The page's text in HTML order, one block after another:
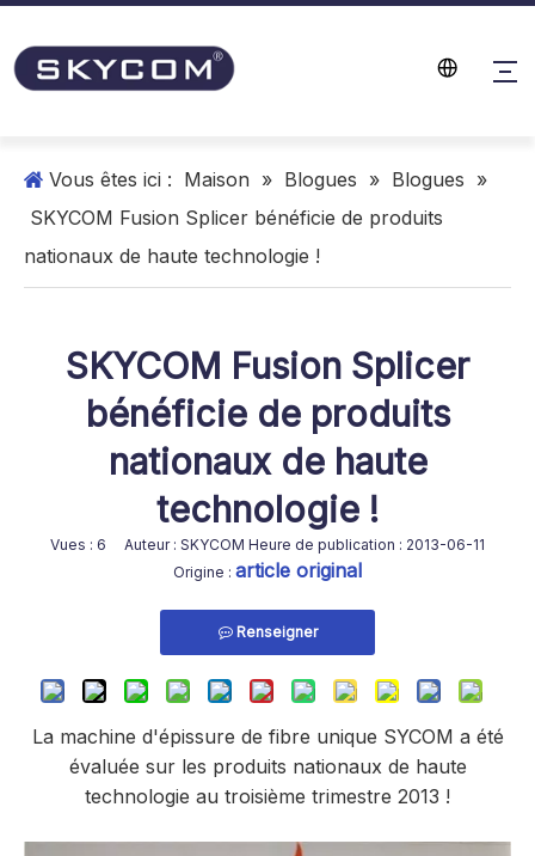
Vous êtes ici : Maison » Blogues » Blogues »
SKYCOM Fusion Splicer bénéficie de produits
nationaux de haute technologie !
SKYCOM Fusion Splicer
bénéficie de produits
nationaux de haute
technologie !
Vues : 6 Auteur : SKYCOM Heure de publication : 2013-06-11
Origine : article original
Renseigner
La machine d'épissure de fibre unique SYCOM a été
évaluée sur les produits nationaux de haute
technologie au troisième trimestre 2013 !